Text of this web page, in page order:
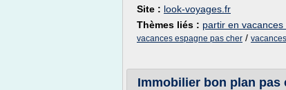
Site : look-voyages.fr
Thèmes liés : partir en
vacances espagne pas cher /
Immobilier bon plan